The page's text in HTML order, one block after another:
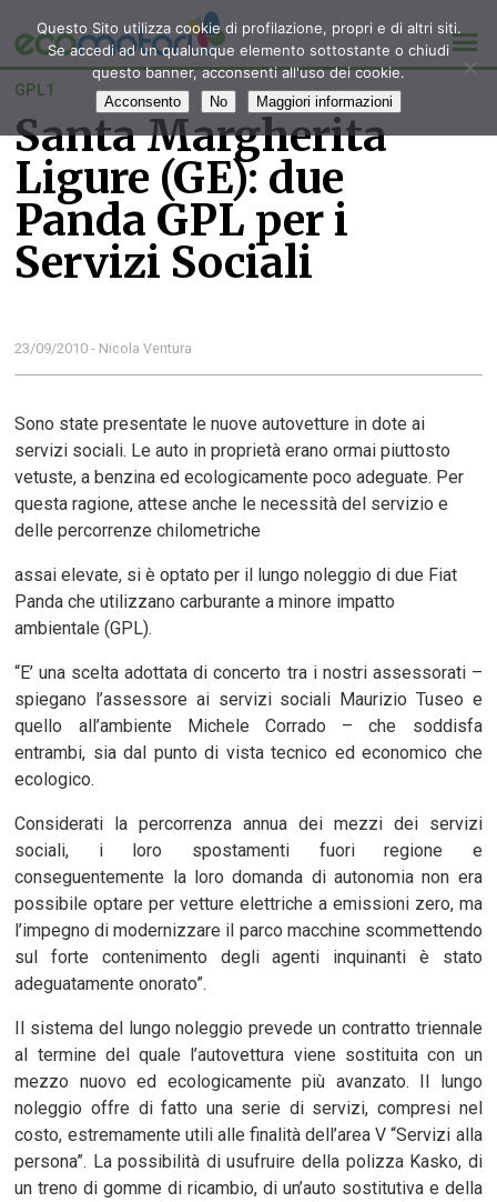
GPL1
Santa Margherita
Ligure (GE): due
Panda GPL per i
Servizi Sociali
23/09/2010 - Nicola Ventura
Sono state presentate le nuove autovetture in dote ai
servizi sociali. Le auto in proprietà erano ormai piuttosto
vetuste, a benzina ed ecologicamente poco adeguate. Per
questa ragione, attese anche le necessità del servizio e
delle percorrenze chilometriche
assai elevate, si è optato per il lungo noleggio di due Fiat
Panda che utilizzano carburante a minore impatto
ambientale (GPL).
“E’ una scelta adottata di concerto tra i nostri assessorati –
spiegano l’assessore ai servizi sociali Maurizio Tuseo e
quello all’ambiente Michele Corrado – che soddisfa
entrambi, sia dal punto di vista tecnico ed economico che
ecologico.
Considerati la percorrenza annua dei mezzi dei servizi
sociali, i loro spostamenti fuori regione e
conseguentemente la loro domanda di autonomia non era
possibile optare per vetture elettriche a emissioni zero, ma
l’impegno di modernizzare il parco macchine scommettendo
sul forte contenimento degli agenti inquinanti è stato
adeguatamente onorato”.
Il sistema del lungo noleggio prevede un contratto triennale
al termine del quale l’autovettura viene sostituita con un
mezzo nuovo ed ecologicamente più avanzato. Il lungo
noleggio offre di fatto una serie di servizi, compresi nel
costo, estremamente utili alle finalità dell’area V “Servizi alla
persona”. La possibilità di usufruire della polizza Kasko, di
un treno di gomme di ricambio, di un’auto sostitutiva e della
Questo Sito utilizza cookie di profilazione, propri e di altri siti.
Se accedi ad un qualunque elemento sottostante o chiudi
questo banner, acconsenti all'uso dei cookie.
Acconsento No Maggiori informazioni